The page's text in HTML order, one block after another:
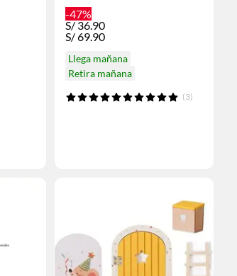
-47%
S/ 36.90
S/69.90
Llega mañana
Retira mañana
(3)